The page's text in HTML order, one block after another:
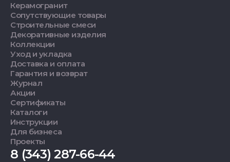
Керамогранит
Сопутствующие товары
Строительные смеси
Декоративные изделия
Коллекции
Уход и укладка
Доставка и оплата
Гарантия и возврат
Журнал
Акции
Сертификаты
Каталоги
Инструкции
Для бизнеса
Проекты
8 (343) 287-66-44